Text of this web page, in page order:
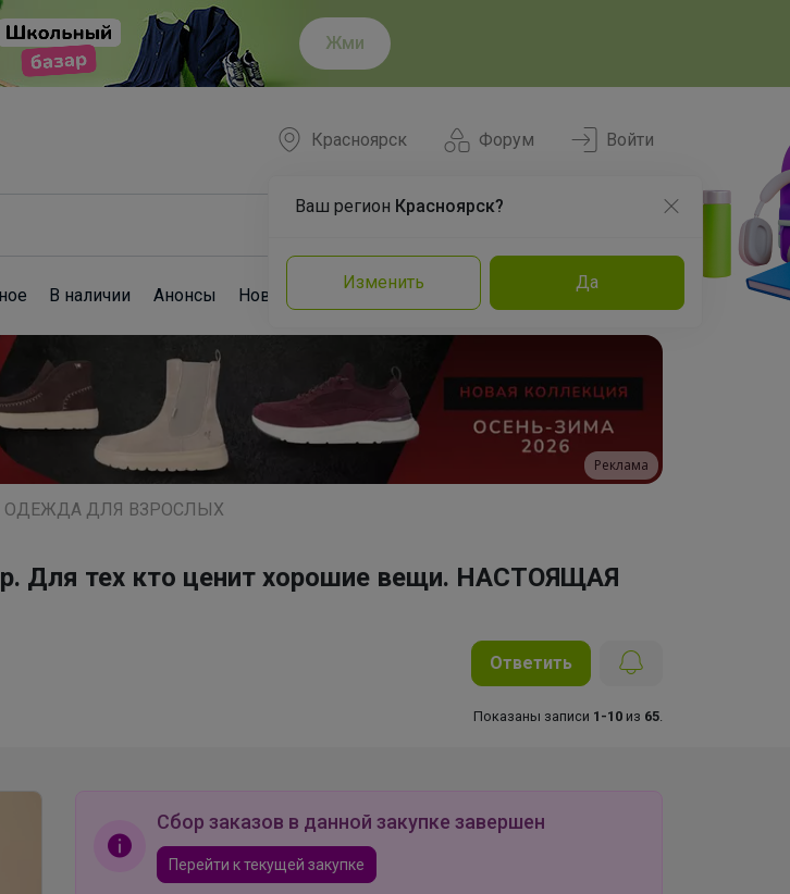
Жми
Форум
Красноярск
Ваш регион Красноярск?
Изменить Да
Войти
В наличии Анонсы Новости Команда Эксперты
Реклама
ОДЕЖДА ДЛЯ ВЗРОСЛЫХ
Для тех кто ценит хорошие вещи. НАСТОЯЩАЯ
Ответить
Показаны записи 1-10 из 65.
Сбор заказов в данной закупке завершен
Перейти к текущей закупке